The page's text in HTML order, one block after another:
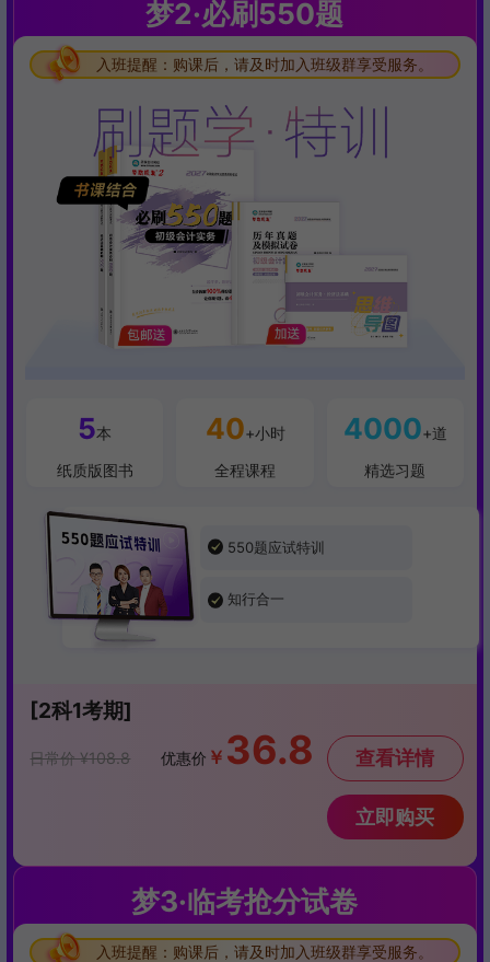
梦2·必刷550题
入班提醒：购课后，请及时加入班级群享受服务。
入班提醒：购课后，请及时加入班级群享受服务。
5本
纸质版图书
40+小时
全程课程
4000+道
精选习题
550题应试特训
知行合一
[2科1考期]
日常价 ¥108.8 优惠价 ￥ 36.8 查看详情
立即购买
梦3·临考抢分试卷
入班提醒：购课后，请及时加入班级群享受服务。